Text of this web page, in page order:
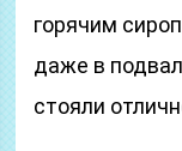
горячим
даже в
стояли